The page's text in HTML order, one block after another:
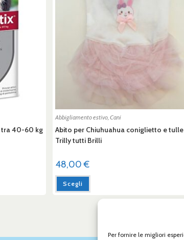
Per fornire le migliori
tra 40-60 kg
Abbigliamento estivo, Cani
Abito per Chiuhuahua coniglietto e tulle
Trilly tutti Brilli
48,00€
Scegli